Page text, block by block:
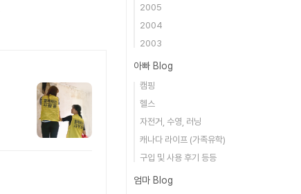
2005
2004
2003
아빠 Blog
캠핑
헬스
자전거, 수영, 러닝
캐나다 라이프 (가족유학)
구입 및 사용 후기 등등
엄마 Blog